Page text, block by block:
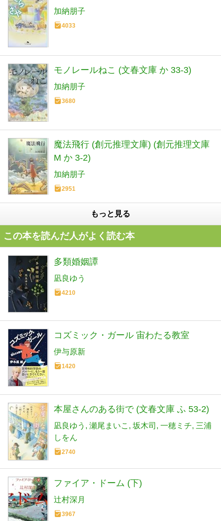
加納朋子
4033
モノレールねこ (文春文庫 か 33-3)
加納朋子
3680
魔法飛行 (創元推理文庫) (創元推理文庫
M か 3-2)
加納朋子
2951
もっと見る
この本を読んだ人がよく読む本
多類婚姻譚
凪良ゆう
4210
コズミック・ガール 宙わたる教室
伊与原新
1420
本屋さんのある街で (文春文庫 ふ 53-2)
凪良ゆう 瀬尾まいこ 坂木司 一穂ミチ 三浦
しをん
2740
ファイア・ドーム (下)
辻村深月
3967